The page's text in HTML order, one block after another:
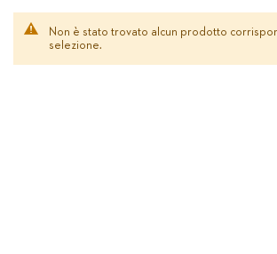
Non è stato trovato alcun prodotto
selezione.